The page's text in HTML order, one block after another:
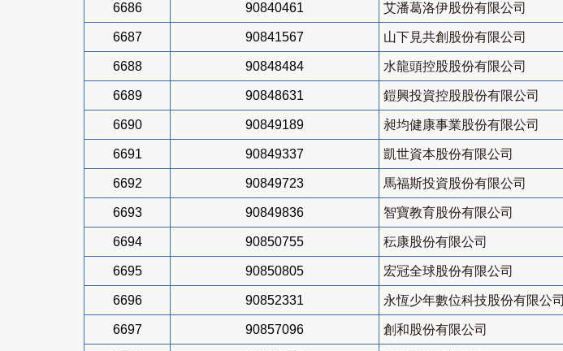
6686 90840461 艾潘葛洛伊股份有限公司
6687 90841567 山下見共創股份有限公司
6688 90848484 水龍頭控股股份有限公司
6689 90848631 鎧興投資控股股份有限公司
6690 90849189 昶均健康事業股份有限公司
6691 90849337 凱世資本股份有限公司
6692 90849723 馬福斯投資股份有限公司
6693 90849836 智寶教育股份有限公司
6694 90850755 秐康股份有限公司
6695 90850805 宏冠全球股份有限公司
6696 90852331 永恆少年數位科技股份有限公司
6697 90857096 創和股份有限公司